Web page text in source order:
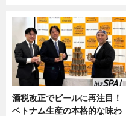
酒税改正でビールに再注目！
ベトナム生産の本格的な味わ